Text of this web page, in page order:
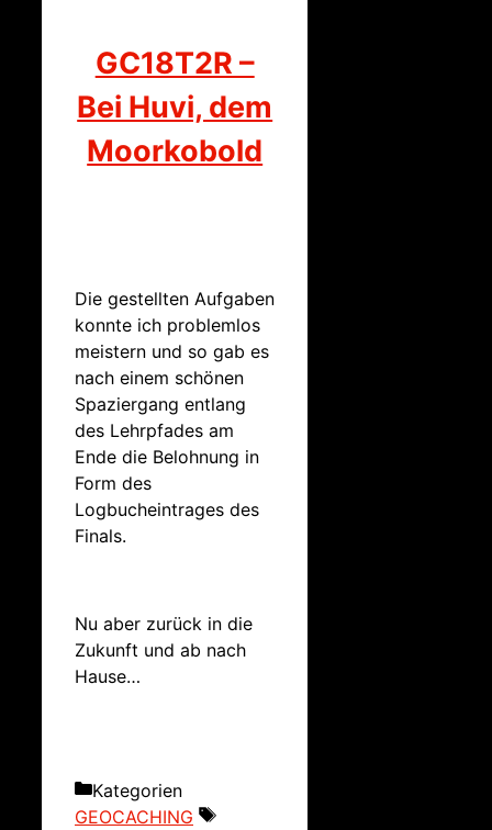
GC18T2R –
Bei Huvi, dem
Moorkobold
Die gestellten Aufgaben
konnte ich problemlos
meistern und so gab es
nach einem schönen
Spaziergang entlang
des Lehrpfades am
Ende die Belohnung in
Form des
Logbucheintrages des
Finals.
Nu aber zurück in die
Zukunft und ab nach
Hause…
Kategorien
GEOCACHING